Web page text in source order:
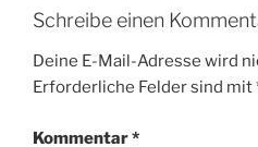
Schreibe einen
Deine E-Mail-Adresse wird
Erforderliche Felder sind mit
Kommentar*